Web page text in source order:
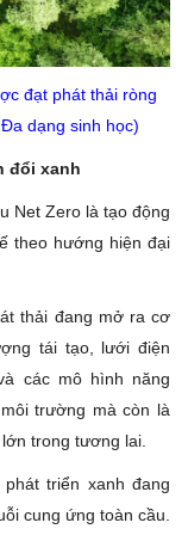
đạt phát thải ròng
dạng sinh học)
đổi xanh
Net Zero là tạo động
theo hướng hiện đại
thải đang mở ra cơ
tái tạo, lưới điện
các mô hình năng
trường mà còn là
trong tương lai.
triển xanh đang
cung ứng toàn cầu.